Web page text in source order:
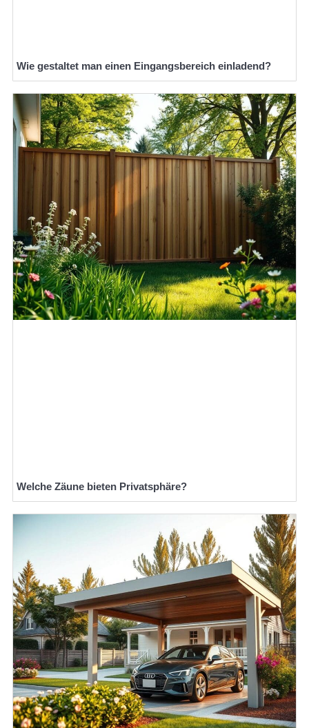
Wie gestaltet man einen Eingangsbereich einladend?
Welche Zäune bieten Privatsphäre?